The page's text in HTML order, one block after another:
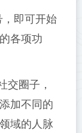
即可开始
各项功
交圈子，
加不同的
域的人脉